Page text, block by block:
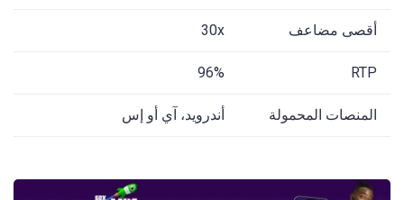
أقصى مضاعف 30x
RTP
96%
المنصات المحمولة أندرويد، آي أو إس